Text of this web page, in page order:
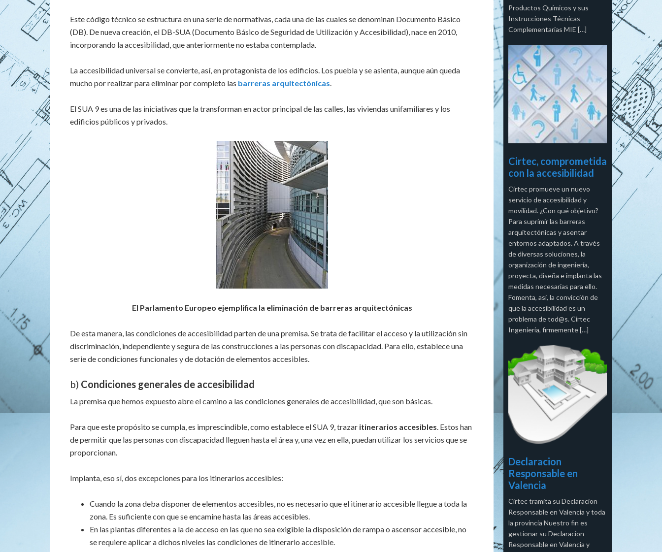
Este código técnico se estructura en una serie de normativas, cada una de las cuales se denominan Documento Básico
(DB). De nueva creación, el DB-SUA (Documento Básico de Seguridad de Utilización y Accesibilidad), nace en 2010,
incorporando la accesibilidad, que anteriormente no estaba contemplada.
La accesibilidad universal se convierte, así, en protagonista de los edificios. Los puebla y se asienta, aunque aún queda
mucho por realizar para eliminar por completo las barreras arquitectónicas.
El SUA 9 es una de las iniciativas que la transforman en actor principal de las calles, las viviendas unifamiliares y los
edificios públicos y privados.
El Parlamento Europeo ejemplifica la eliminación de barreras arquitectónicas
De esta manera, las condiciones de accesibilidad parten de una premisa. Se trata de facilitar el acceso y la utilización sin
discriminación, independiente y segura de las construcciones a las personas con discapacidad. Para ello, establece una
serie de condiciones funcionales y de dotación de elementos accesibles.
b) Condiciones generales de accesibilidad
La premisa que hemos expuesto abre el camino a las condiciones generales de accesibilidad, que son básicas.
Para que este propósito se cumpla, es imprescindible, como establece el SUA 9, trazar itinerarios accesibles. Estos han
de permitir que las personas con discapacidad lleguen hasta el área y, una vez en ella, puedan utilizar los servicios que se
proporcionan.
Implanta, eso sí, dos excepciones para los itinerarios accesibles:
Cuando la zona deba disponer de elementos accesibles, no es necesario que el itinerario accesible llegue a toda la
zona. Es suficiente con que se encamine hasta las áreas accesibles.
En las plantas diferentes a la de acceso en las que no sea exigible la disposición de rampa o ascensor accesible, no
se requiere aplicar a dichos niveles las condiciones de itinerario accesible.
Productos Químicos y sus
Instrucciones Técnicas
Complementarias MIE […]
Cirtec, comprometida
con la accesibilidad
Cirtec promueve un nuevo
servicio de accesibilidad y
movilidad. ¿Con qué objetivo?
Para suprimir las barreras
arquitectónicas y asentar
entornos adaptados. A través
de diversas soluciones, la
organización de ingeniería,
proyecta, diseña e implanta las
medidas necesarias para ello.
Fomenta, así, la convicción de
que la accesibilidad es un
problema de tod@s. Cirtec
Ingeniería, firmemente […]
Declaracion
Responsable en
Valencia
Cirtec tramita su Declaracion
Responsable en Valencia y toda
la provincia Nuestro fin es
gestionar su Declaracion
Responsable en Valencia y